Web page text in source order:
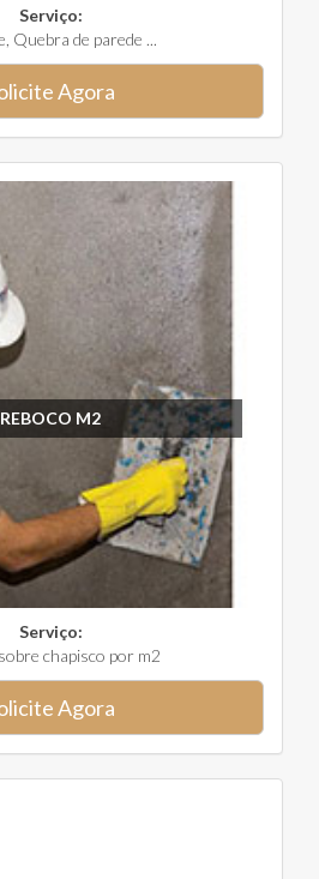
Serviço:
Quebra de parede ...
Agora
REBOCO M2
Serviço:
chapisco por m2
Agora